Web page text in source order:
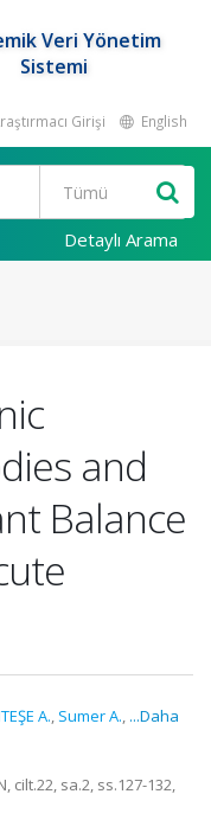
Veri Yönetim
Sistemi
Girişi English
Detaylı Arama
and
Balance
A., Sumer A., ...Daha
cilt.22, sa.2, ss.127-132,